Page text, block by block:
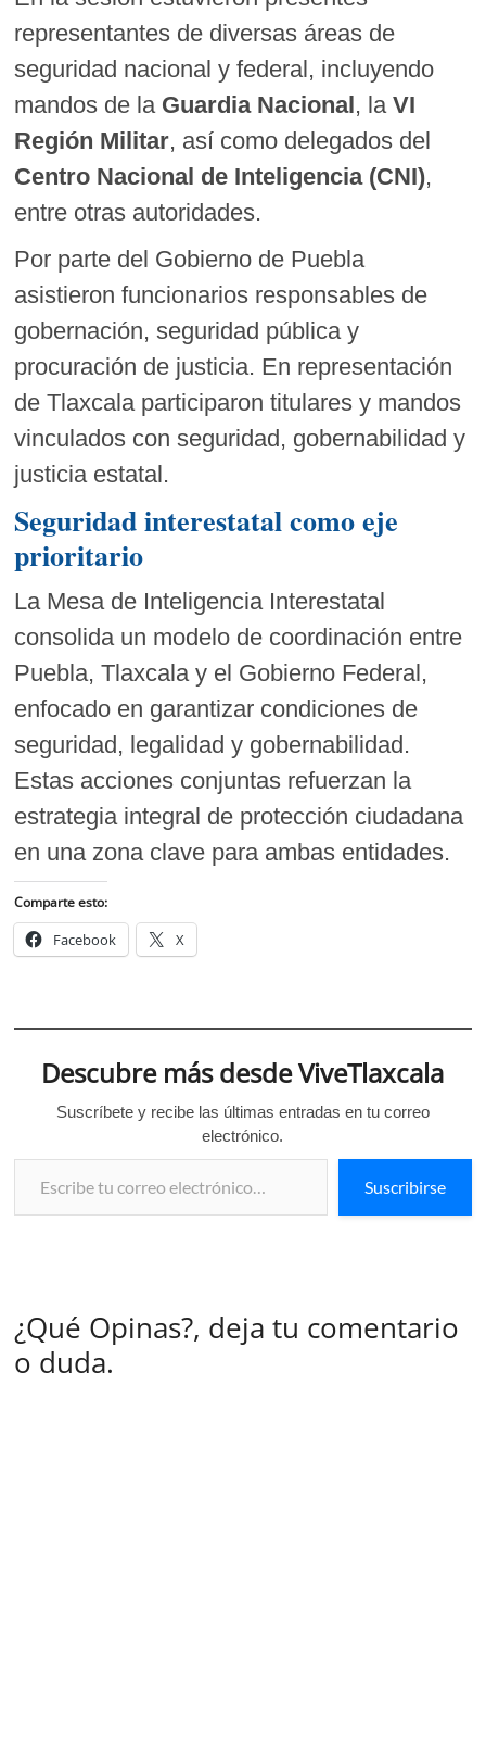
representantes de diversas áreas de
seguridad nacional y federal, incluyendo
mandos de la Guardia Nacional, laVI
Región Militar, así como delegados del
Centro Nacional de Inteligencia (CNI),
entre otras autoridades.
Por parte del Gobierno de Puebla
asistieron funcionarios responsables de
gobernación, seguridad pública y
procuración de justicia. En representación
de Tlaxcala participaron titulares y mandos
vinculados con seguridad, gobernabilidad y
justicia estatal.
Seguridad interestatal como eje
prioritario
La Mesa de Inteligencia Interestatal
consolida un modelo de coordinación entre
Puebla, Tlaxcala y el Gobierno Federal,
enfocado en garantizar condiciones de
seguridad, legalidad y gobernabilidad.
Estas acciones conjuntas refuerzan la
estrategia integral de protección ciudadana
en una zona clave para ambas entidades.
Comparte esto:
Facebook X
Descubre más desde ViveTlaxcala
Suscríbete y recibe las últimas entradas en tu correo
electrónico.
Escribe tu correo electrónico…
Suscribirse
¿Qué Opinas?, deja tu comentario
o duda.